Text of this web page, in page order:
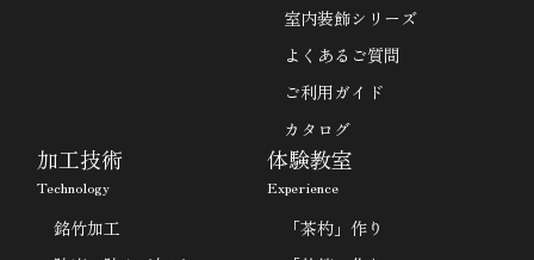
室内装飾シリーズ
よくあるご質問
ご利用ガイド
カタログ
加工技術
Technology
銘竹加工
体験教室
Experience
「茶杓」作り